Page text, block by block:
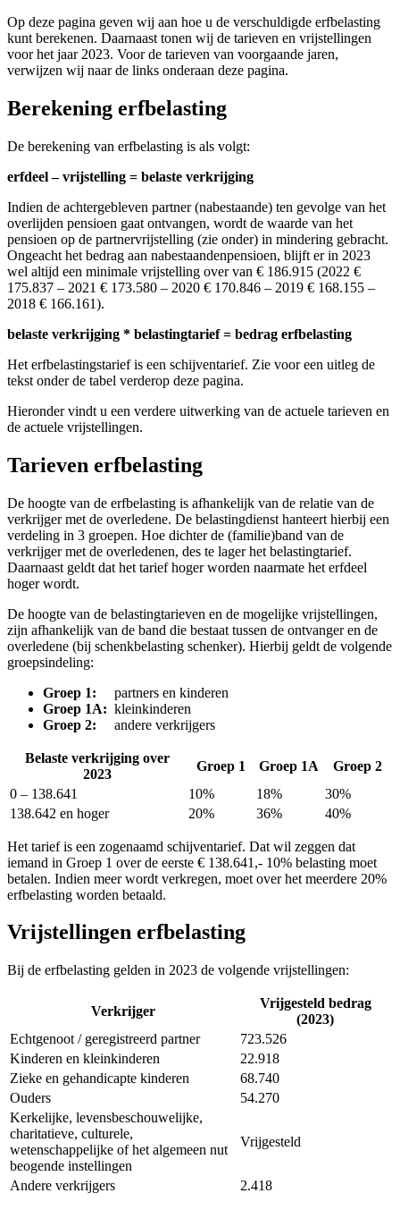
Op deze pagina geven wij aan hoe u de verschuldigde erfbelasting
kunt berekenen. Daarnaast tonen wij de tarieven en vrijstellingen
voor het jaar 2023. Voor de tarieven van voorgaande jaren,
verwijzen wij naar de links onderaan deze pagina.
Berekening erfbelasting
De berekening van erfbelasting is als volgt:
erfdeel – vrijstelling = belaste verkrijging
Indien de achtergebleven partner (nabestaande) ten gevolge van het
overlijden pensioen gaat ontvangen, wordt de waarde van het
pensioen op de partnervrijstelling (zie onder) in mindering gebracht.
Ongeacht het bedrag aan nabestaandenpensioen, blijft er in 2023
wel altijd een minimale vrijstelling over van € 186.915 (2022 €
175.837 – 2021 € 173.580 – 2020 € 170.846 – 2019 € 168.155 –
2018 € 166.161).
belaste verkrijging * belastingtarief = bedrag erfbelasting
Het erfbelastingstarief is een schijventarief. Zie voor een uitleg de
tekst onder de tabel verderop deze pagina.
Hieronder vindt u een verdere uitwerking van de actuele tarieven en
de actuele vrijstellingen.
Tarieven erfbelasting
De hoogte van de erfbelasting is afhankelijk van de relatie van de
verkrijger met de overledene. De belastingdienst hanteert hierbij een
verdeling in 3 groepen. Hoe dichter de (familie)band van de
verkrijger met de overledenen, des te lager het belastingtarief.
Daarnaast geldt dat het tarief hoger worden naarmate het erfdeel
hoger wordt.
De hoogte van de belastingtarieven en de mogelijke vrijstellingen,
zijn afhankelijk van de band die bestaat tussen de ontvanger en de
overledene (bij schenkbelasting schenker). Hierbij geldt de volgende
groepsindeling:
Groep 1: partners en kinderen
Groep 1A: kleinkinderen
Groep 2: andere verkrijgers
Belaste verkrijging over
2023
Groep 1 Groep 1A
Groep 2
0 – 138.641
10% 18%
30%
138.642 en hoger
20% 36% 40%
Het tarief is een zogenaamd schijventarief. Dat wil zeggen dat
iemand in Groep 1 over de eerste € 138.641,- 10% belasting moet
betalen. Indien meer wordt verkregen, moet over het meerdere 20%
erfbelasting worden betaald.
Vrijstellingen erfbelasting
Bij de erfbelasting gelden in 2023 de volgende vrijstellingen:
Verkrijger
Vrijgesteld bedrag
(2023)
Echtgenoot / geregistreerd partner
723.526
Kinderen en kleinkinderen
22.918
Zieke en gehandicapte kinderen
68.740
Ouders
54.270
Kerkelijke, levensbeschouwelijke,
charitatieve, culturele,
wetenschappelijke of het algemeen nut
beogende instellingen
Vrijgesteld
Andere verkrijgers 2.418